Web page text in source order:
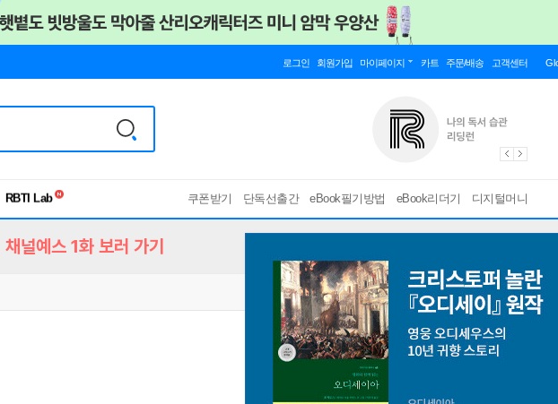
로그인 회원가입 마이페이지 카트 주문/배송 고객센터
독서유형검사
쿠폰받기 단독선출간 eBook필기방법 eBook리더기 디지털머니
채널예스 1화 보러 가기